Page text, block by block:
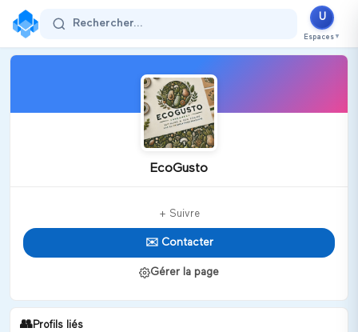
Rechercher...
U
Espaces ▼
EcoGusto
+ Suivre
✉️ Contacter
Gérer la page
👥Profils liés